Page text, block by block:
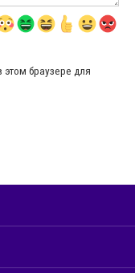
браузере для